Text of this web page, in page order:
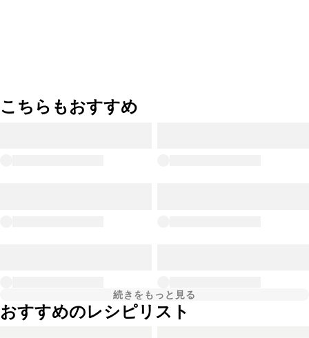
こちらもおすすめ
続きをもっと見る
おすすめのレシピリスト